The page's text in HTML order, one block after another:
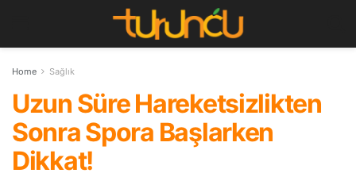
Home Sağlık
Uzun Süre Hareketsizlikten
Sonra Spora Başlarken
Dikkat!